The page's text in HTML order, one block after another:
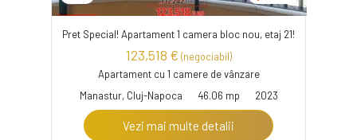
Pret Special! Apartament 1 camera bloc nou, etaj 21!
123,518 € (negociabil)
Apartament cu 1 camere de vânzare
Manastur, Cluj-Napoca
46.06 mp 2023
Vezi mai multe detalii